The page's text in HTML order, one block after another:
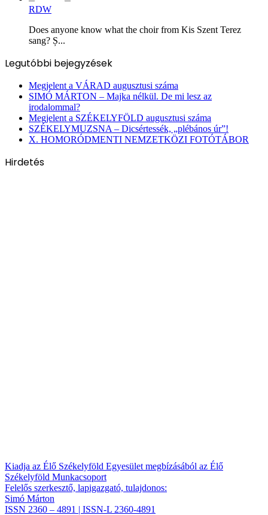
RDW
Does anyone know what the choir from Kis Szent Terez
sang? Ș...
Legutóbbi bejegyzések
Megjelent a VÁRAD augusztusi száma
SIMÓ MÁRTON – Majka nélkül. De mi lesz az
irodalommal?
Megjelent a SZÉKELYFÖLD augusztusi száma
SZÉKELYMUZSNA – Dicsértessék, „plébános úr”!
X. HOMORÓDMENTI NEMZETKÖZI FOTÓTÁBOR
Hirdetés
Kiadja az Élő Székelyföld Egyesület megbízásából az Élő
Székelyföld Munkacsoport
Felelős szerkesztő, lapigazgató, tulajdonos:
Simó Márton
ISSN 2360 – 4891 | ISSN-L 2360-4891